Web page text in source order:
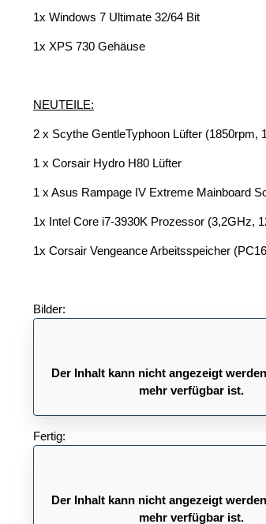
1x Windows 7 Ultimate 32/64 Bit
1x XPS 730 Gehäuse
NEUTEILE:
2 x Scythe GentleTyphoon Lüfter (1850rpm,
1 x Corsair Hydro H80 Lüfter
1 x Asus Rampage IV Extreme Mainboard
1x Intel Core i7-3930K Prozessor (3,2GHz,
1x Corsair Vengeance Arbeitsspeicher
Bilder:
Der Inhalt kann nicht angezeigt
mehr verfügbar ist.
Fertig:
Der Inhalt kann nicht angezeigt
mehr verfügbar ist.